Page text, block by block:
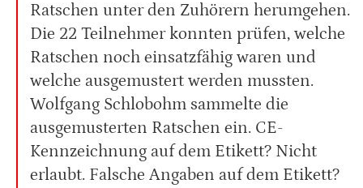
Ratschen unter den Zuhörern herumgehen.
Die 22 Teilnehmer konnten prüfen, welche
Ratschen noch einsatzfähig waren und
welche ausgemustert werden mussten.
Wolfgang Schlobohm sammelte die
ausgemusterten Ratschen ein. CE-
Kennzeichnung auf dem Etikett? Nicht
erlaubt. Falsche Angaben auf dem Etikett?